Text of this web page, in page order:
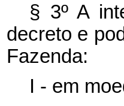
§ 3º A
decreto e
Fazenda:
I - em